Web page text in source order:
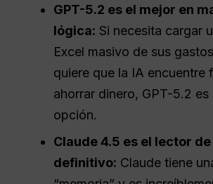
GPT-5.2 es el mejor en
lógica: Si necesita cargar
Excel masivo de sus
quiere que la IA encuentre
ahorrar dinero, GPT-5.2 es
opción.
Claude 4.5 es el lector
definitivo: Claude tiene